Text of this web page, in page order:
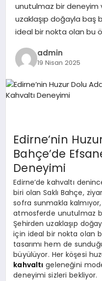
TEKNOLOJI
YAŞAM
unutulmaz bir deneyim
uzaklaşıp doğayla baş
ideal bir nokta olan bu
admin
19 Nisan 2025
Edirne’nin
Bahçe’de
Deneyimi
Edirne’de kahvaltı
biri olanSaklı Bahçe,
sofra sunmakla
atmosferde unutulmaz
Şehirden uzaklaşıp
için ideal bir nokta olan
tasarımı hem de
büyülüyor. Her köşesi
kahvaltı geleneğini
deneyimi sizleri bekliyor.